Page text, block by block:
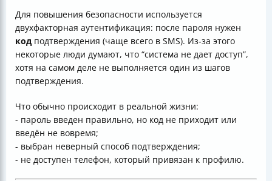
Для повышения безопасности используется
двухфакторная аутентификация: после пароля нужен
код подтверждения (чаще всего в SMS). Из‑за этого
некоторые люди думают, что “система не дает доступ”,
хотя на самом деле не выполняется один из шагов
подтверждения.
Что обычно происходит в реальной жизни:
- пароль введен правильно, но код не приходит или
введён не вовремя;
- выбран неверный способ подтверждения;
- не доступен телефон, который привязан к профилю.